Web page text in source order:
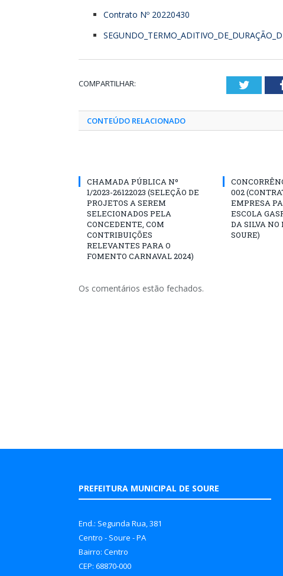
Contrato Nº 20220430
COMPARTILHAR:
CONTEÚDO RELACIONADO
CHAMADA PÚBLICA Nº
1/2023-26122023 (SELEÇÃO DE
PROJETOS A SEREM
SELECIONADOS PELA
CONCEDENTE, COM
CONTRIBUIÇÕES
RELEVANTES PARA O
FOMENTO CARNAVAL 2024)
002
EMPRESA
ESCOLA
DA SILVA
SOURE)
Os comentários estão fechados.
PREFEITURA MUNICIPAL DE SOURE
End.: Segunda Rua, 381
Centro - Soure - PA
Bairro: Centro
CEP: 68870-000